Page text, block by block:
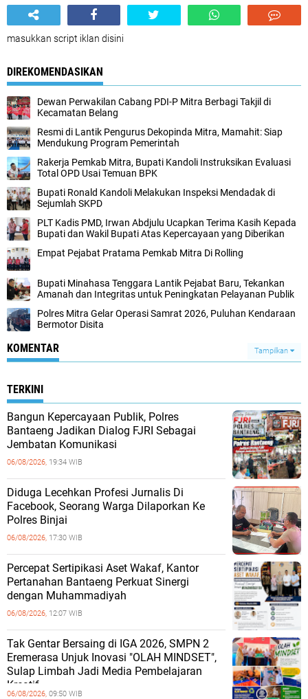
masukkan script iklan disini
DIREKOMENDASIKAN
Dewan Perwakilan Cabang PDI-P Mitra Berbagi Takjil di
Kecamatan Belang
Resmi di Lantik Pengurus Dekopinda Mitra, Mamahit: Siap
Mendukung Program Pemerintah
Rakerja Pemkab Mitra, Bupati Kandoli Instruksikan Evaluasi
Total OPD Usai Temuan BPK
Bupati Ronald Kandoli Melakukan Inspeksi Mendadak di
Sejumlah SKPD
PLT Kadis PMD, Irwan Abdjulu Ucapkan Terima Kasih Kepada
Bupati dan Wakil Bupati Atas Kepercayaan yang Diberikan
Empat Pejabat Pratama Pemkab Mitra Di Rolling
Bupati Minahasa Tenggara Lantik Pejabat Baru, Tekankan
Amanah dan Integritas untuk Peningkatan Pelayanan Publik
Polres Mitra Gelar Operasi Samrat 2026, Puluhan Kendaraan
Bermotor Disita
KOMENTAR Tampilkan
TERKINI
Bangun Kepercayaan Publik, Polres
Bantaeng Jadikan Dialog FJRI Sebagai
Jembatan Komunikasi
06/08/2026, 19:34 WIB
Diduga Lecehkan Profesi Jurnalis Di
Facebook, Seorang Warga Dilaporkan Ke
Polres Binjai
06/08/2026, 17:30 WIB
Percepat Sertipikasi Aset Wakaf, Kantor
Pertanahan Bantaeng Perkuat Sinergi
dengan Muhammadiyah
06/08/2026, 12:07 WIB
Tak Gentar Bersaing di IGA 2026, SMPN 2
Eremerasa Unjuk Inovasi "OLAH MINDSET",
Sulap Limbah Jadi Media Pembelajaran
Kreatif
06/08/2026, 09:50 WIB